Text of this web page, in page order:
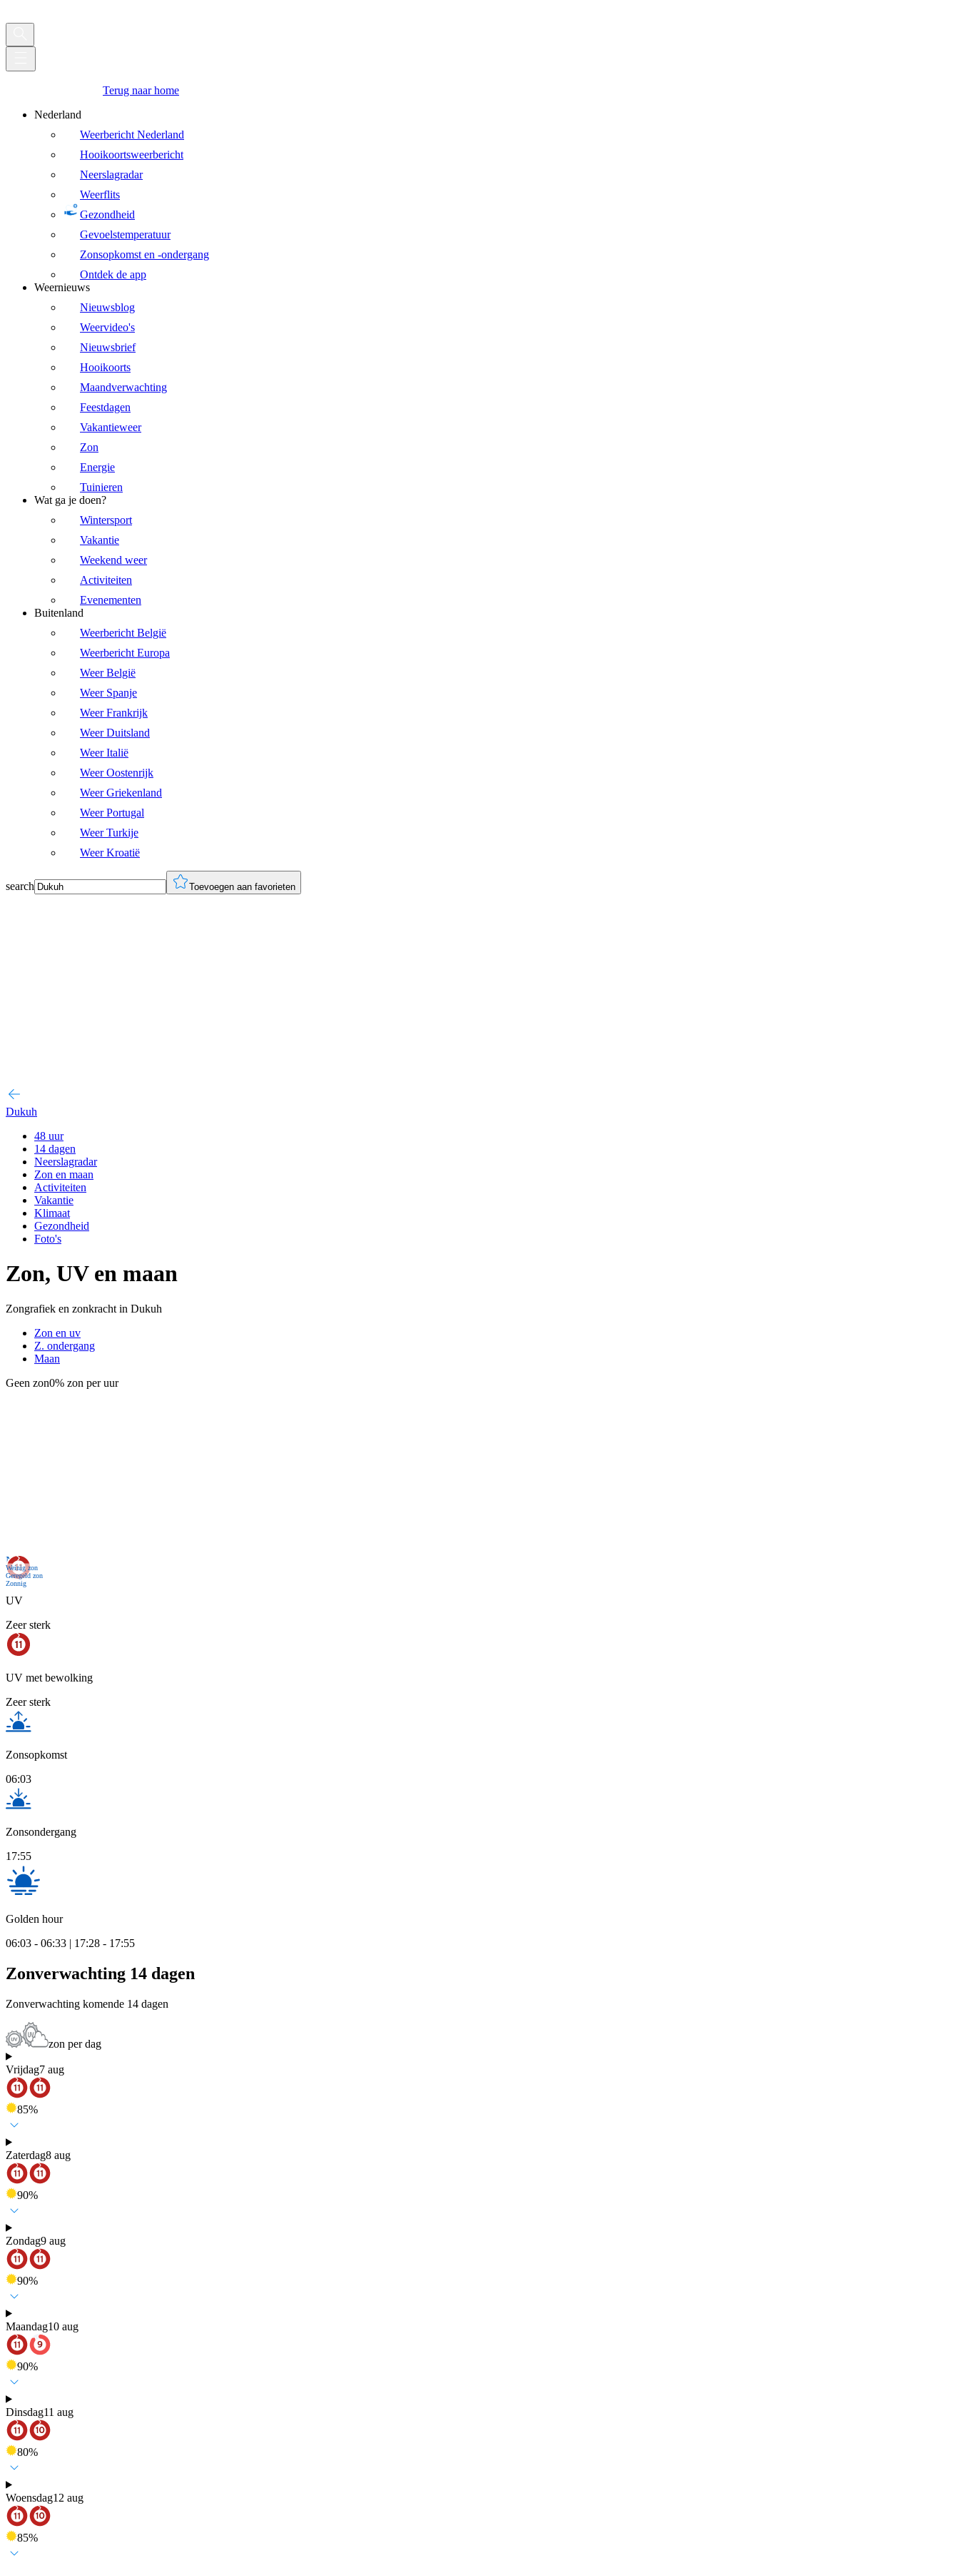
Terug naar home
Nederland
Weerbericht Nederland
Hooikoortsweerbericht
Neerslagradar
Weerflits
Gezondheid
Gevoelstemperatuur
Zonsopkomst en -ondergang
Ontdek de app
Weernieuws
Nieuwsblog
Weervideo's
Nieuwsbrief
Hooikoorts
Maandverwachting
Feestdagen
Vakantieweer
Zon
Energie
Tuinieren
Wat ga je doen?
Wintersport
Vakantie
Weekend weer
Activiteiten
Evenementen
Buitenland
Weerbericht België
Weerbericht Europa
Weer België
Weer Spanje
Weer Frankrijk
Weer Duitsland
Weer Italië
Weer Oostenrijk
Weer Griekenland
Weer Portugal
Weer Turkije
Weer Kroatië
search Toevoegen aan favorieten
Dukuh
48 uur
14 dagen
Neerslagradar
Zon en maan
Activiteiten
Vakantie
Klimaat
Gezondheid
Foto's
Zon, UV en maan
Zongrafiek en zonkracht in Dukuh
Zon en uv
Z. ondergang
Maan
Geen zon0% zon per uur
Nu
Weinig zon
Geregeld zon
Zonnig
UV
Zeer sterk
UV met bewolking
Zeer sterk
Zonsopkomst
06:03
Zonsondergang
17:55
Golden hour
06:03 - 06:33 | 17:28 - 17:55
Zonverwachting 14 dagen
Zonverwachting komende 14 dagen
zon per dag
Vrijdag7 aug
85%
Zaterdag8 aug
90%
Zondag9 aug
90%
Maandag10 aug
90%
Dinsdag11 aug
80%
Woensdag12 aug
85%